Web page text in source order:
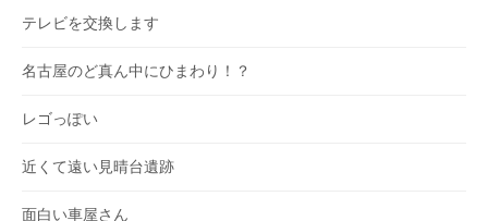
テレビを交換します
名古屋のど真ん中にひまわり！？
レゴっぽい
近くて遠い見晴台遺跡
面白い車屋さん